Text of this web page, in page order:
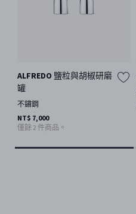
ALFREDO 鹽粒與胡椒研磨
罐
不鏽鋼
NT$ 7,000
僅餘 2 件商品。